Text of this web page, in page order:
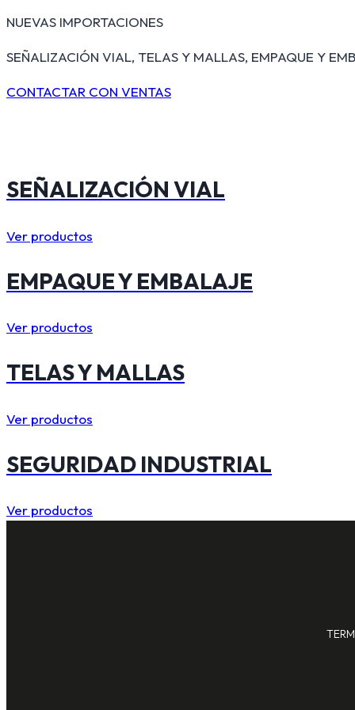
NUEVAS IMPORTACIONES
SEÑALIZACIÓN VIAL, TELAS Y MALLAS, EMPAQUE Y
CONTACTAR CON VENTAS
SEÑALIZACIÓN VIAL
Ver productos
EMPAQUE Y EMBALAJE
Ver productos
TELAS Y MALLAS
Ver productos
SEGURIDAD INDUSTRIAL
Ver productos